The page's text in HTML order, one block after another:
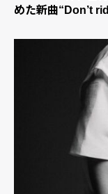
めた新曲“Don’t